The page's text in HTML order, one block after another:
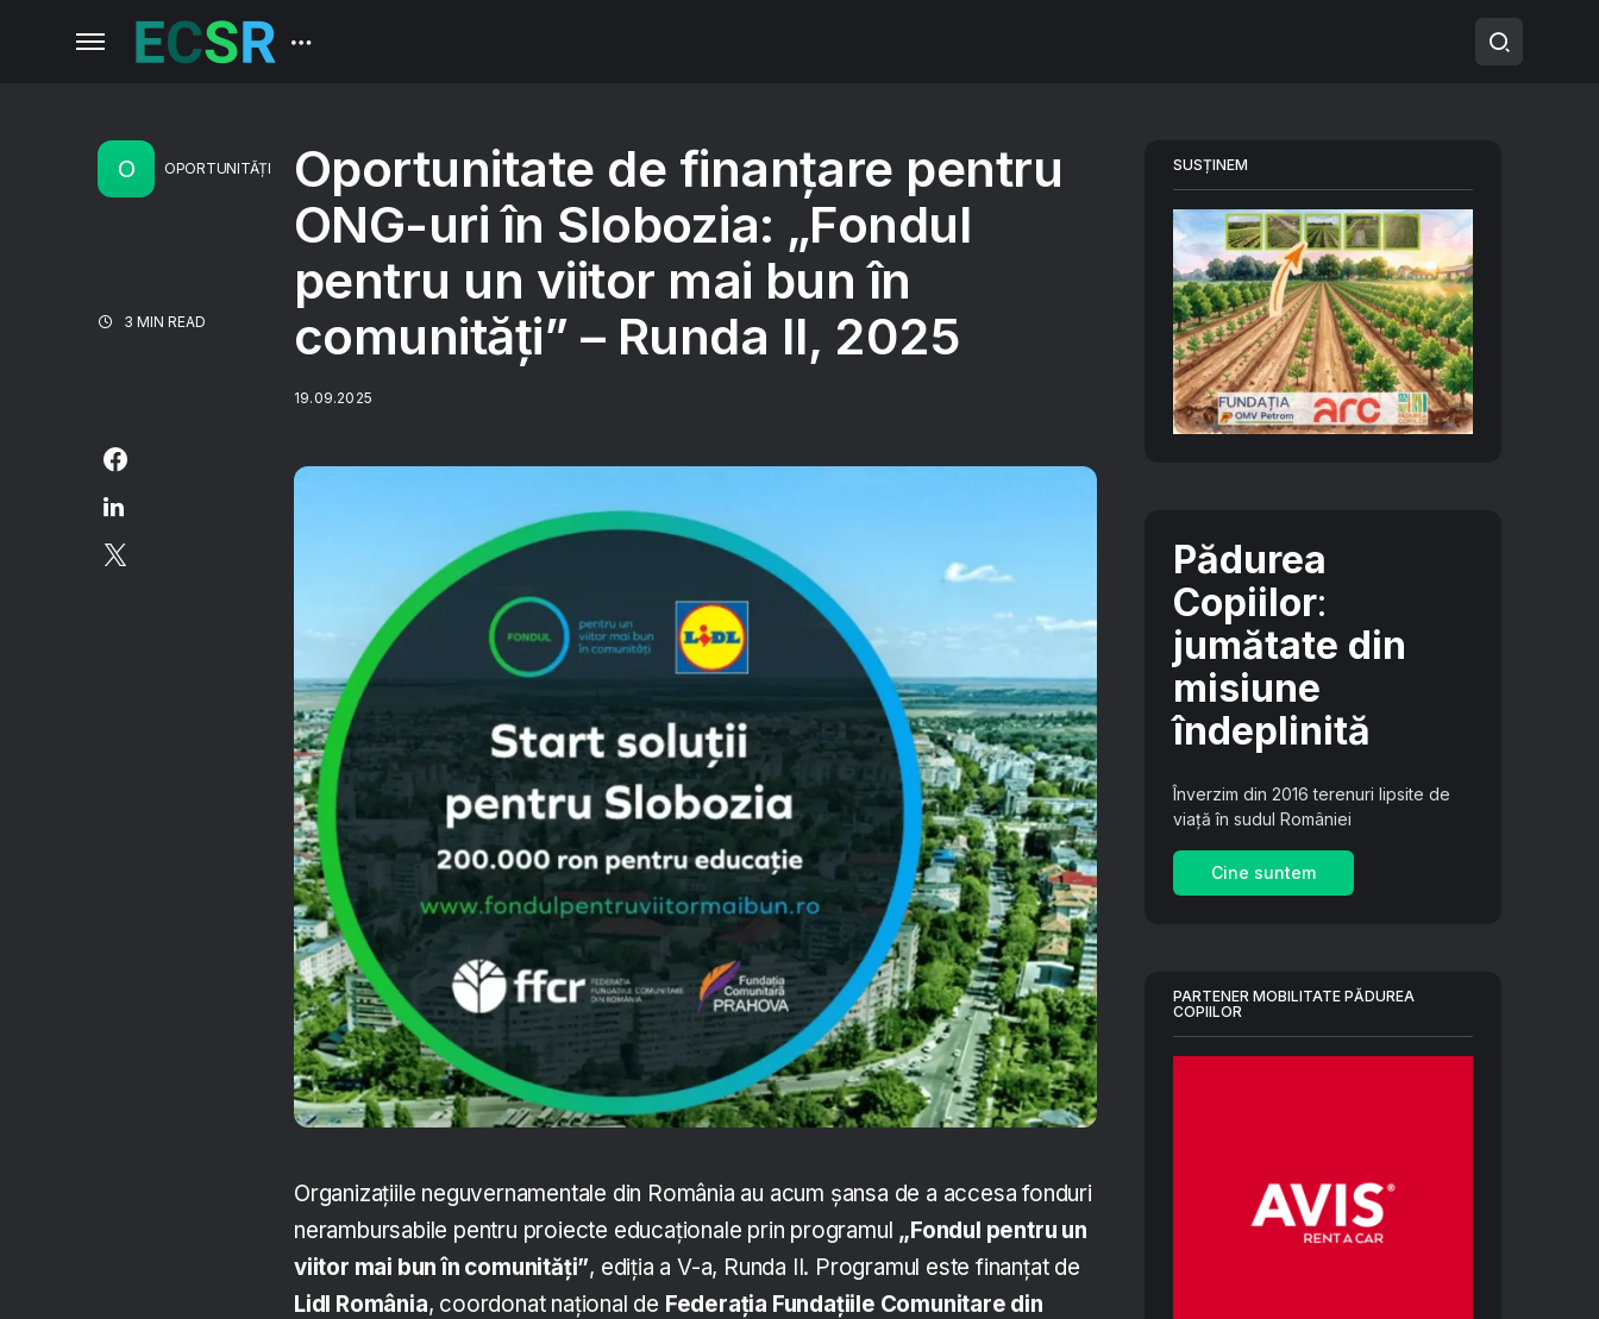
O OPORTUNITĂȚI
3 MIN READ
Oportunitate de finanțare pentru
ONG-uri în Slobozia: „Fondul
pentru un viitor mai bun în
comunități” – Runda II, 2025
19.09.2025
Organizațiile neguvernamentale din România au acum șansa de a accesa fonduri
nerambursabile pentru proiecte educaționale prin programul „Fondul pentru un
viitor mai bun în comunități”, ediția a V-a, Runda II. Programul este finanțat de
Lidl România, coordonat național de Federația Fundațiile Comunitare din
SUSȚINEM
Pădurea
Copiilor:
jumătate din
misiune
îndeplinită
Înverzim din 2016 terenuri lipsite de
viață în sudul României
Cine suntem
PARTENER MOBILITATE PĂDUREA
COPIILOR